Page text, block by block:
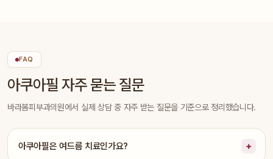
FAQ
아쿠아필 자주 묻는 질문
바라봄피부과의원에서 실제 상담 중 자주 받는 질문을 기준으로 정리했습니다.
아쿠아필은 여드름 치료인가요?